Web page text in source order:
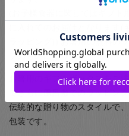
ラッピング)) お箸用の無料の
プのものになります。
お箸用のギフトボックスをご
でさらに風呂敷でのラッピン
伝統的な贈り物のスタイルで
包装です。